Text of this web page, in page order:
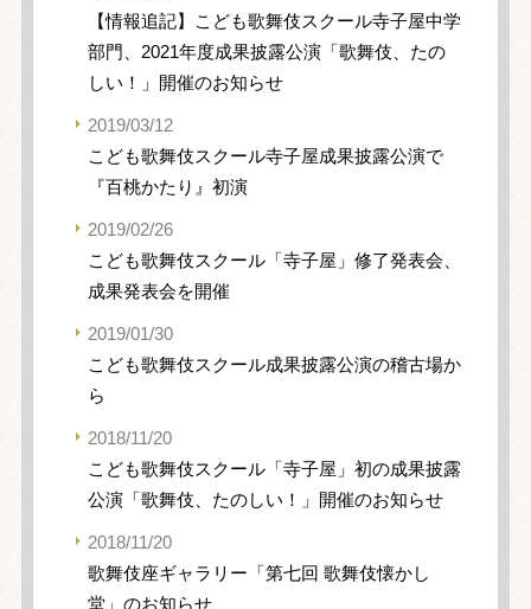
【情報追記】こども歌舞伎スクール寺子屋中学
部門、2021年度成果披露公演「歌舞伎、たの
しい！」開催のお知らせ
2019/03/12
こども歌舞伎スクール寺子屋成果披露公演で
『百桃かたり』初演
2019/02/26
こども歌舞伎スクール「寺子屋」修了発表会、
成果発表会を開催
2019/01/30
こども歌舞伎スクール成果披露公演の稽古場か
ら
2018/11/20
こども歌舞伎スクール「寺子屋」初の成果披露
公演「歌舞伎、たのしい！」開催のお知らせ
2018/11/20
歌舞伎座ギャラリー「第七回 歌舞伎懐かし
堂」のお知らせ